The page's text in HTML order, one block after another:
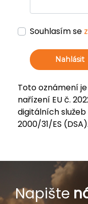
Souhlasím se
Nahlásit
Toto oznámení
nařízení EU č.
digitálních
2000/31/ES (DSA).
Napište